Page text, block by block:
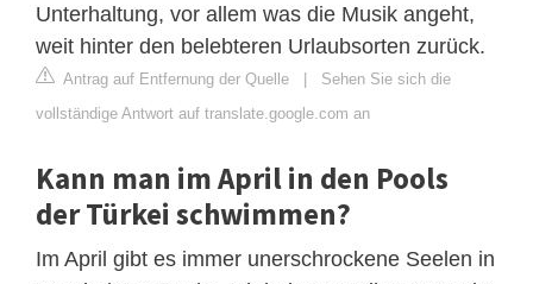
Unterhaltung, vor allem was die Musik angeht,
weit hinter den belebteren Urlaubsorten zurück.
Antrag auf Entfernung der Quelle | Sehen Sie sich die
vollständige Antwort auf translate.google.com an
Kann man im April in den Pools
der Türkei schwimmen?
Im April gibt es immer unerschrockene Seelen in